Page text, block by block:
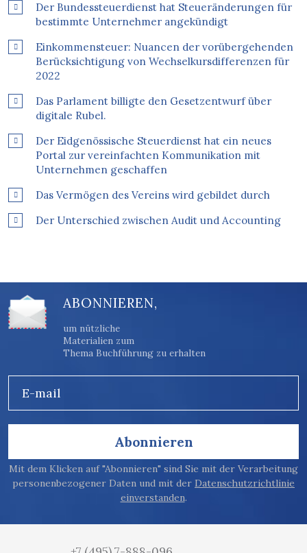
Der Bundessteuerdienst hat Steueränderungen für
bestimmte Unternehmer angekündigt
Einkommensteuer: Nuancen der vorübergehenden
Berücksichtigung von Wechselkursdifferenzen für
2022
Das Parlament billigte den Gesetzentwurf über
digitale Rubel.
Der Eidgenössische Steuerdienst hat ein neues
Portal zur vereinfachten Kommunikation mit
Unternehmen geschaffen
Das Vermögen des Vereins wird gebildet durch
Der Unterschied zwischen Audit und Accounting
ABONNIEREN,
um nützliche
Materialien zum
Thema Buchführung zu erhalten
E-mail
Abonnieren
Mit dem Klicken auf "Abonnieren" sind Sie mit der Verarbeitung
personenbezogener Daten und mit der Datenschutzrichtlinie
einverstanden.